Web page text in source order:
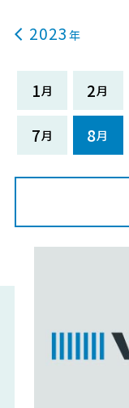
2023
1 2
7
8